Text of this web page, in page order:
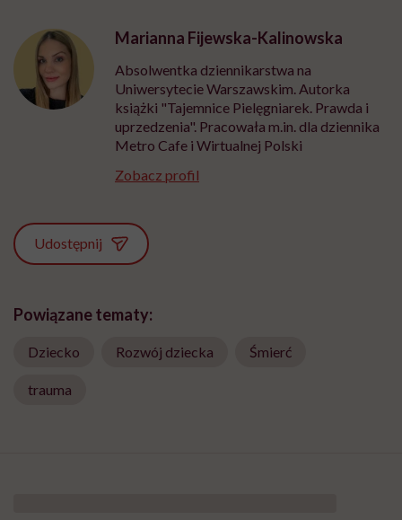
Marianna Fijewska-Kalinowska
Absolwentka dziennikarstwa na
Uniwersytecie Warszawskim. Autorka
książki "Tajemnice Pielęgniarek. Prawda i
uprzedzenia". Pracowała m.in. dla dziennika
Metro Cafe i Wirtualnej Polski
Zobacz profil
Udostępnij
Powiązane tematy:
Dziecko Rozwój dziecka Śmierć
trauma